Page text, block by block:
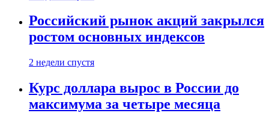
Российский рынок акций закрылся
ростом основных индексов
2 недели спустя
Курс доллара вырос в России до
максимума за четыре месяца